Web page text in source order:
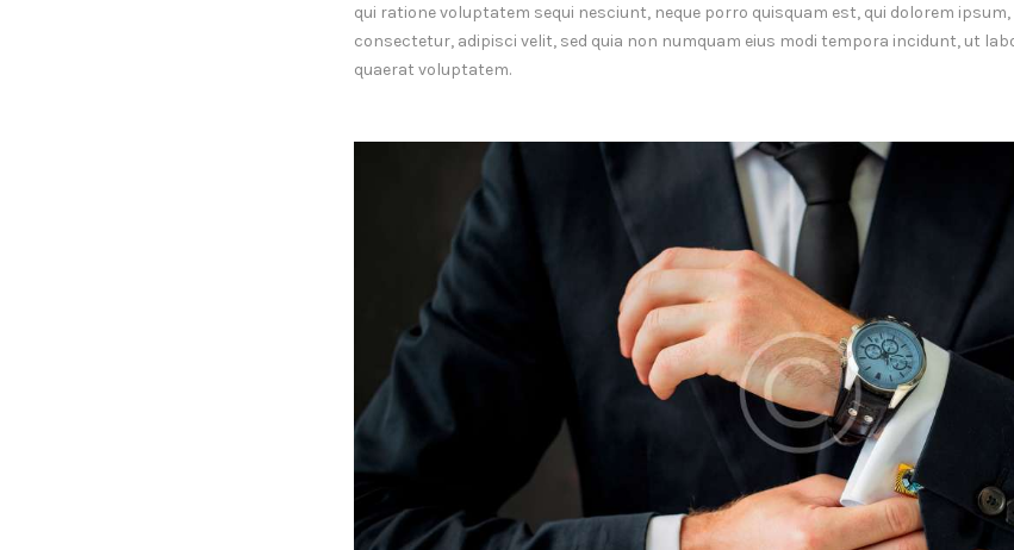
qui ratione voluptatem sequi nesciunt, neque porro quisquam est, qui dolorem
consectetur, adipisci velit, sed quia non numquam eius modi tempora incidunt, ut
quaerat voluptatem.